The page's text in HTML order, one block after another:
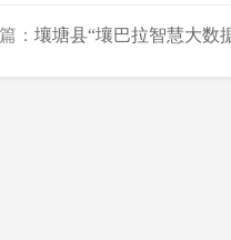
： 壤塘县“壤巴拉智慧大数